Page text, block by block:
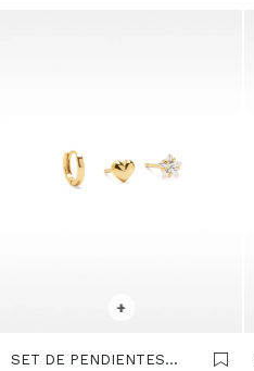
+
SET DE PENDIENTES